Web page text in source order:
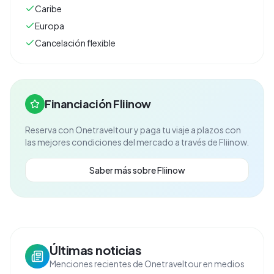
Caribe
Europa
Cancelación flexible
Financiación Fliinow
Reserva con Onetraveltoury paga tu viaje a plazos con
las mejores condiciones del mercado a través de Fliinow.
Saber más sobre Fliinow
Últimas noticias
Menciones recientes de Onetraveltour en medios